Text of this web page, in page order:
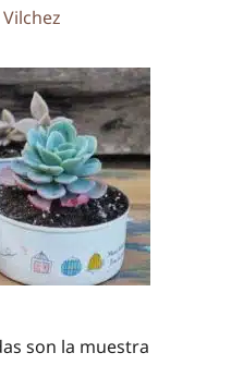
son la muestra